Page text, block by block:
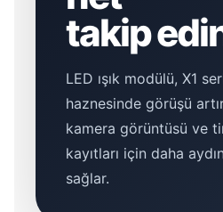
takip
LED ışık modülü, X1
haznesinde görüşü
kamera görüntüsü ve
kayıtları için daha
sağlar.